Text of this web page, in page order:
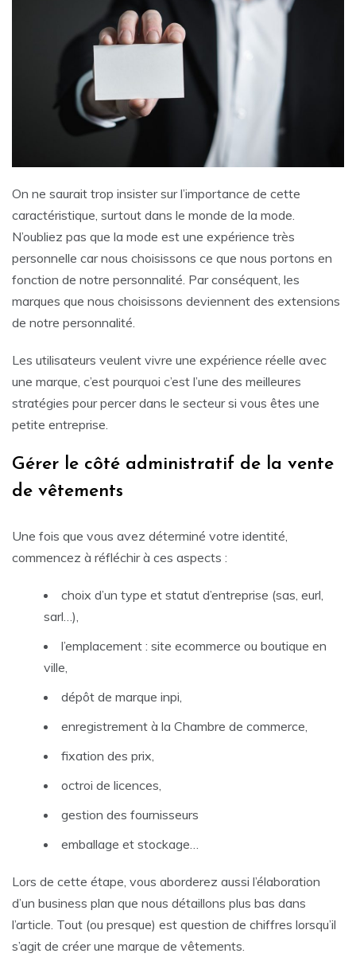
On ne saurait trop insister sur l’importance de cette
caractéristique, surtout dans le monde de la mode.
N’oubliez pas que la mode est une expérience très
personnelle car nous choisissons ce que nous portons en
fonction de notre personnalité. Par conséquent, les
marques que nous choisissons deviennent des extensions
de notre personnalité.
Les utilisateurs veulent vivre une expérience réelle avec
une marque, c’est pourquoi c’est l’une des meilleures
stratégies pour percer dans le secteur si vous êtes une
petite entreprise.
Gérer le côté administratif de la vente
de vêtements
Une fois que vous avez déterminé votre identité,
commencez à réfléchir à ces aspects :
choix d’un type et statut d’entreprise (sas, eurl,
sarl…),
l’emplacement : site ecommerce ou boutique en
ville,
dépôt de marque inpi,
enregistrement à la Chambre de commerce,
fixation des prix,
octroi de licences,
gestion des fournisseurs
emballage et stockage…
Lors de cette étape, vous aborderez aussi l’élaboration
d’un business plan que nous détaillons plus bas dans
l’article. Tout (ou presque) est question de chiffres lorsqu’il
s’agit de créer une marque de vêtements.